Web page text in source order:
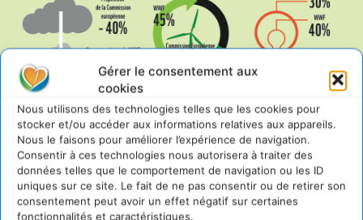
Gérer le consentement aux
cookies
Nous utilisons des technologies telles que les cookies pour
stocker et/ou accéder aux informations relatives aux appareils.
Nous le faisons pour améliorer l’expérience de navigation.
Consentir à ces technologies nous autorisera à traiter des
données telles que le comportement de navigation ou les ID
uniques sur ce site. Le fait de ne pas consentir ou de retirer son
consentement peut avoir un effet négatif sur certaines
fonctionnalités et caractéristiques.